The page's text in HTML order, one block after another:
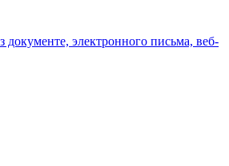
электронного письма, веб-